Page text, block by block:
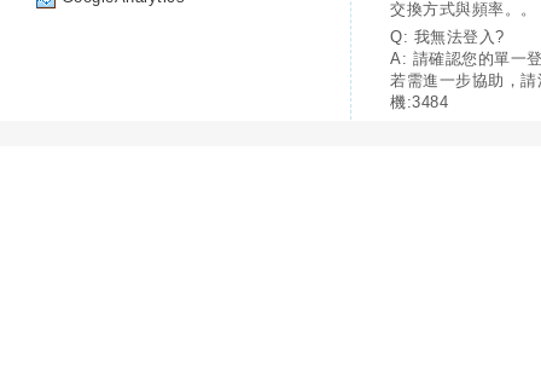
交換方式與頻率。。
Q: 我無法登入?
A: 請確認您的單一
若需進一步協助，
機:3484